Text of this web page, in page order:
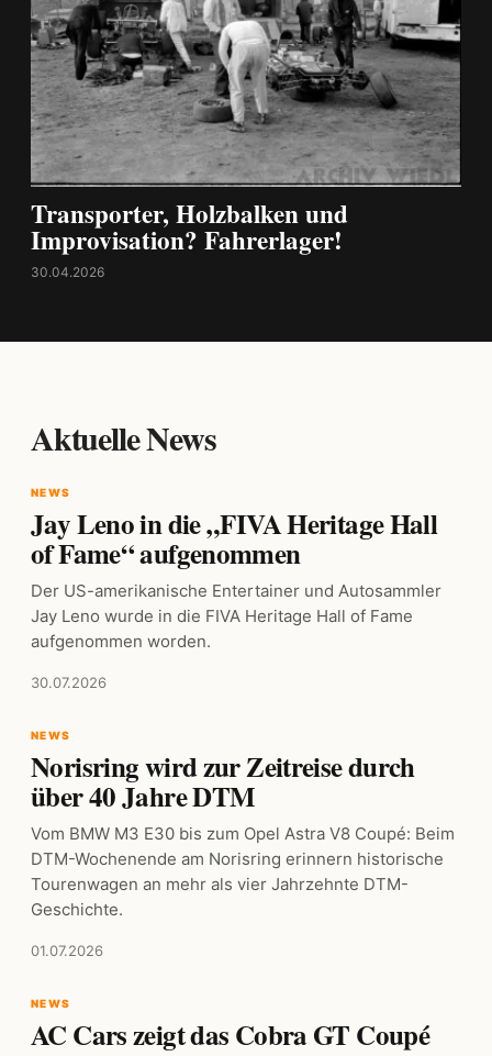
Transporter, Holzbalken und
Improvisation? Fahrerlager!
30.04.2026
Aktuelle News
NEWS
Jay Leno in die „FIVA Heritage Hall
of Fame“ aufgenommen
Der US-amerikanische Entertainer und Autosammler
Jay Leno wurde in die FIVA Heritage Hall of Fame
aufgenommen worden.
30.07.2026
NEWS
Norisring wird zur Zeitreise durch
über 40 Jahre DTM
Vom BMW M3 E30 bis zum Opel Astra V8 Coupé: Beim
DTM-Wochenende am Norisring erinnern historische
Tourenwagen an mehr als vier Jahrzehnte DTM-
Geschichte.
01.07.2026
NEWS
AC Cars zeigt das Cobra GT Coupé